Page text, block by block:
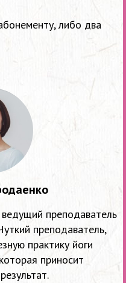
либо два
преподаватель
преподаватель,
практику йоги
приносит